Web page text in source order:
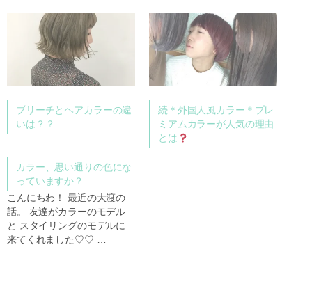
ブリーチとヘアカラーの違
いは？？
続＊外国人風カラー＊プレ
ミアムカラーが人気の理由
とは
カラー、思い通りの色にな
っていますか？
こんにちわ！ 最近の大渡の
話。 友達がカラーのモデル
と スタイリングのモデルに
来てくれました♡♡ …